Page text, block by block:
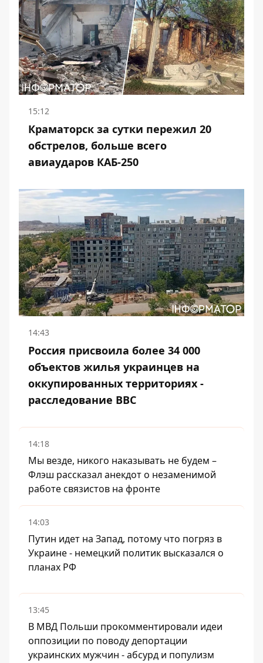
15:12
Краматорск за сутки пережил 20
обстрелов, больше всего
авиаударов КАБ-250
14:43
Россия присвоила более 34 000
объектов жилья украинцев на
оккупированных территориях -
расследование BBC
14:18
Мы везде, никого наказывать не будем –
Флэш рассказал анекдот о незаменимой
работе связистов на фронте
14:03
Путин идет на Запад, потому что погряз в
Украине - немецкий политик высказался о
планах РФ
13:45
В МВД Польши прокомментировали идеи
оппозиции по поводу депортации
украинских мужчин - абсурд и популизм